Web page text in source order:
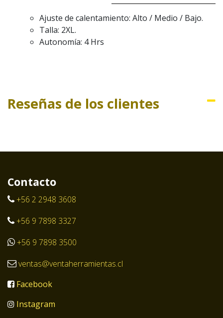
Ajuste de calentamiento: Alto / Medio / Bajo.
Talla: 2XL.
Autonomía: 4 Hrs
Reseñas de los clientes
Contacto
+56 2 2948 3608
+56 9 7898 3327
+56 9 7898 3500
ventas@ventaherramientas.cl
Facebook
Instagram